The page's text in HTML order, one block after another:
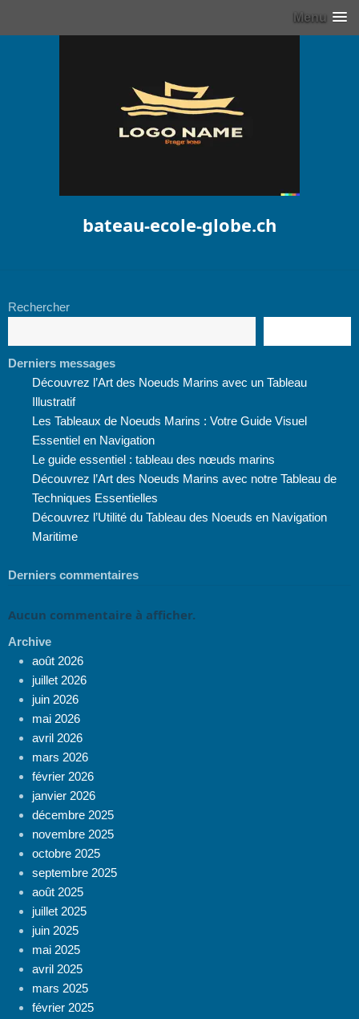
Menu
bateau-ecole-globe.ch
Rechercher
Derniers messages
Découvrez l’Art des Noeuds Marins avec un Tableau
Illustratif
Les Tableaux de Noeuds Marins : Votre Guide Visuel
Essentiel en Navigation
Le guide essentiel : tableau des nœuds marins
Découvrez l’Art des Noeuds Marins avec notre Tableau de
Techniques Essentielles
Découvrez l’Utilité du Tableau des Noeuds en Navigation
Maritime
Derniers commentaires
Aucun commentaire à afficher.
Archive
août 2026
juillet 2026
juin 2026
mai 2026
avril 2026
mars 2026
février 2026
janvier 2026
décembre 2025
novembre 2025
octobre 2025
septembre 2025
août 2025
juillet 2025
juin 2025
mai 2025
avril 2025
mars 2025
février 2025